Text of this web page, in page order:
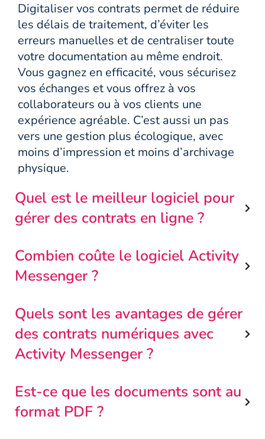
Digitaliser vos contrats permet de réduire
les délais de traitement, d’éviter les
erreurs manuelles et de centraliser toute
votre documentation au même endroit.
Vous gagnez en efficacité, vous sécurisez
vos échanges et vous offrez à vos
collaborateurs ou à vos clients une
expérience agréable. C’est aussi un pas
vers une gestion plus écologique, avec
moins d’impression et moins d’archivage
physique.
Quel est le meilleur logiciel pour
gérer des contrats en ligne ?
Combien coûte le logiciel Activity
Messenger ?
Quels sont les avantages de gérer
des contrats numériques avec
Activity Messenger ?
Est-ce que les documents sont au
format PDF ?